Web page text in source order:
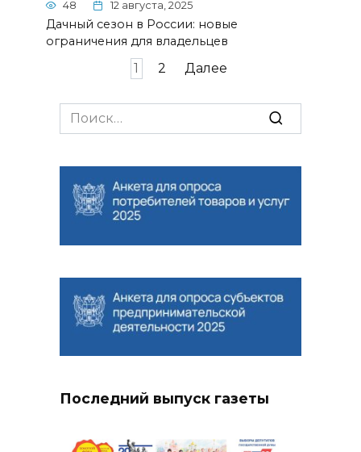
48 12 августа, 2025
Дачный сезон в России: новые
ограничения для владельцев
записям
1 2 Далее
Search
for:
Последний выпуск газеты